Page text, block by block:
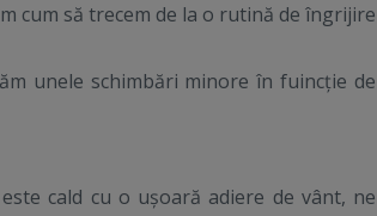
cum să trecem de la o rutină de îngrijire
unele schimbări minore în fuincție de
cald cu o ușoară adiere de vânt, ne